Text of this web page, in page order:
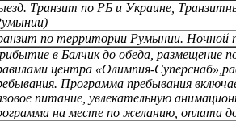
Транзит по РБ и Украине,
по территории Румынии. Ночной
в Балчик до обеда, размещение
центра «Олимпия-
Программа пребывания
питание, увлекательную
на месте по желанию, оплата